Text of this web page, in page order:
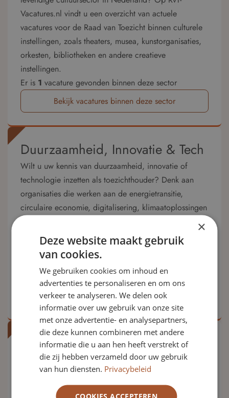
Vacatures.nl vindt u een overzicht van actuele
vacatures voor de Raad van Toezicht binnen culturele
instellingen, zoals theaters, musea, kunstorganisaties,
orkesten, bibliotheken en andere creatieve
instellingen.
Er is 1 vacature gevonden binnen deze sector
Bekijk vacatures binnen deze sector
Duurzaamheid, Innovatie & Tech
Wilt u uw kennis van duurzaamheid, innovatie of
technologie inzetten als toezichthouder? Denk aan
organisaties die werken aan de energietransitie,
circulaire economie, digitalisering, klimaatoplossingen
of technologische vernieuwing. Op RvT-Vacatures.nl
vindt u actuele vacatures voor toezichthouders bij
duurzame ondernemingen, innovatieve organisaties en
1vacature gevonden binnen deze sector
Bekijk vacatures binnen deze sector
Volkshuisvesting &
Woningcorporaties
volkshuisvesting. Vind rvt posities bij
×
Deze website maakt gebruik
van cookies.
We gebruiken cookies om inhoud en
advertenties te personaliseren en om ons
verkeer te analyseren. We delen ook
informatie over uw gebruik van onze site
met onze advertentie- en analysepartners,
die deze kunnen combineren met andere
informatie die u aan hen heeft verstrekt of
die zij hebben verzameld door uw gebruik
van hun diensten. Privacybeleid
COOKIES ACCEPTEREN